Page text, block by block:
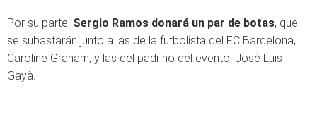
Por su parte, Sergio Ramos donará un par de botas, que
se subastarán junto a las de la futbolista del FC Barcelona,
Caroline Graham, y las del padrino del evento, José Luis
Gayà.